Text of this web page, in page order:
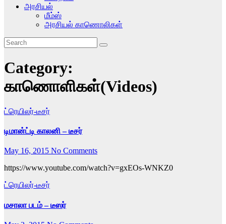
அரசியல்
மீம்ஸ்
அரசியல் காணொலிகள்
Category:
காணொளிகள்(Videos)
ட்ரெயிலர்-டீசர்
டிமான்ட்டி காலனி – டீசர்
May 16, 2015 No Comments
https://www.youtube.com/watch?v=gxEOs-WNKZ0
ட்ரெயிலர்-டீசர்
மசாலா படம் – டீஸர்